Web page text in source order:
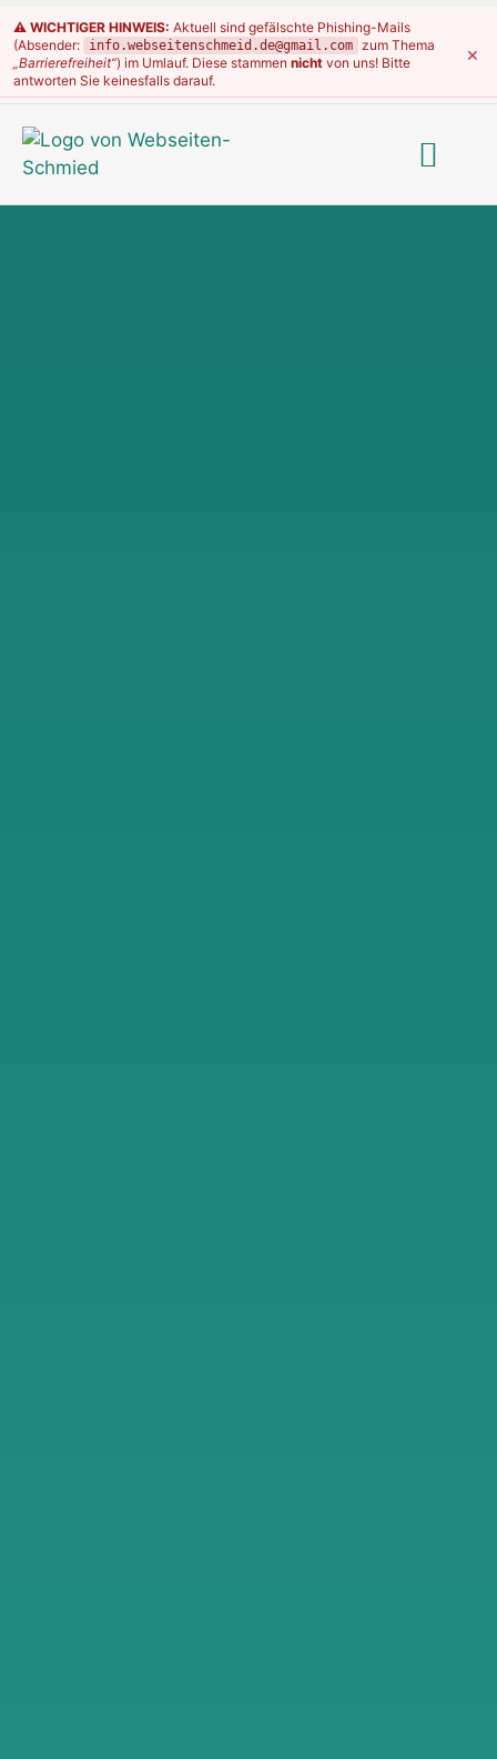
⚠️ WICHTIGER HINWEIS: Aktuell sind gefälschte Phishing-Mails
(Absender:
info.webseitenschmeid.de@gmail.com zum Thema
„Barrierefreiheit“) im Umlauf. Diese stammen nicht von uns! Bitte
antworten Sie keinesfalls darauf.
×